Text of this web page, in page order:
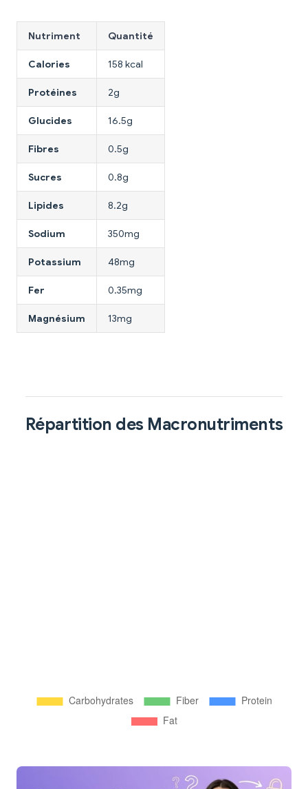
Nutriment Quantité
Calories 158 kcal
Protéines 2g
Glucides 16.5g
Fibres 0.5g
Sucres 0.8g
Lipides 8.2g
Sodium 350mg
Potassium 48mg
Fer 0.35mg
Magnésium 13mg
Répartition des Macronutriments